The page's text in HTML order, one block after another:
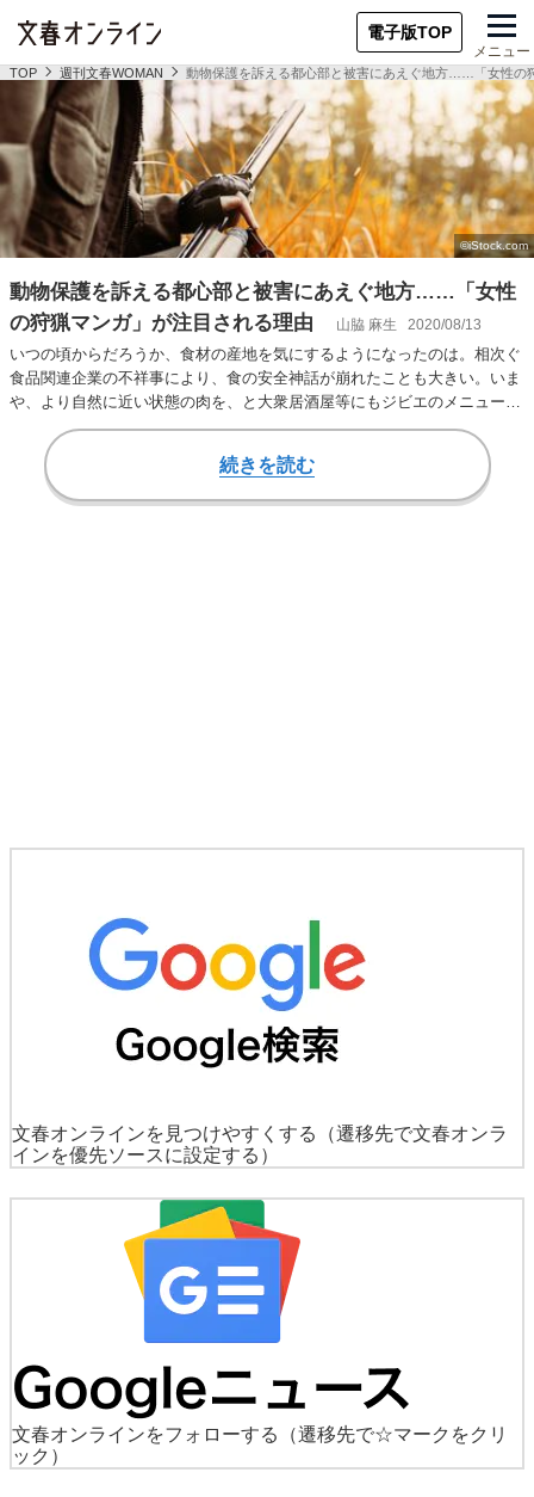
電子版TOP
メニュー
TOP 週刊文春WOMAN 動物保護を訴える都心部と被害にあえぐ地方……「女性の
動物保護を訴える都心部と被害にあえぐ地方……「女性
の狩猟マンガ」が注目される理由
山脇 麻生 2020/08/13
いつの頃からだろうか、食材の産地を気にするようになったのは。相次ぐ
食品関連企業の不祥事により、食の安全神話が崩れたことも大きい。いま
や、より自然に近い状態の肉を、と大衆居酒屋等にもジビエのメニューが
並び、駆除の対象…
続きを読む
文春オンラインを見つけやすくする
（遷移先で文春オンラ
インを優先ソースに設定する）
文春オンラインをフォローする
（遷移先で☆マークをクリ
ック）